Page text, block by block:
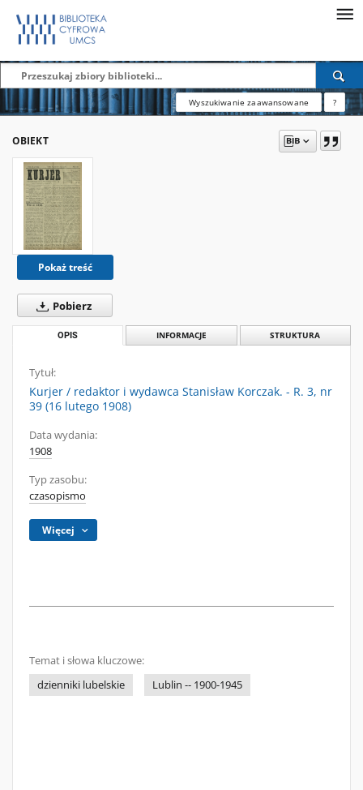
Wyszukiwanie zaawansowane ?
OBIEKT
Pokaż treść
Pobierz
OPIS INFORMACJE STRUKTURA
Tytuł:
Kurjer / redaktor i wydawca Stanisław Korczak. - R. 3, nr
39 (16 lutego 1908)
Data wydania:
1908
Typ zasobu:
czasopismo
Więcej
Temat i słowa kluczowe:
dzienniki lubelskie
Lublin -- 1900-1945